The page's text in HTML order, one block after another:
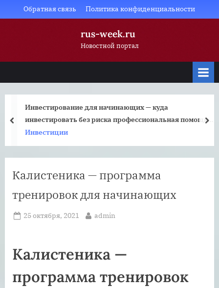
to
Обратная связь Политика конфиденциальности
rus-week.ru
Новостной портал
Инвестирование для начинающих — куда
инвестировать без риска профессиональная помощь
начинающим инвесторам
Инвестиции
prev
Калистеника — программа
тренировок для начинающих
Posted
25 октября, 2021 By
admin
Калистеника —
программа тренировок